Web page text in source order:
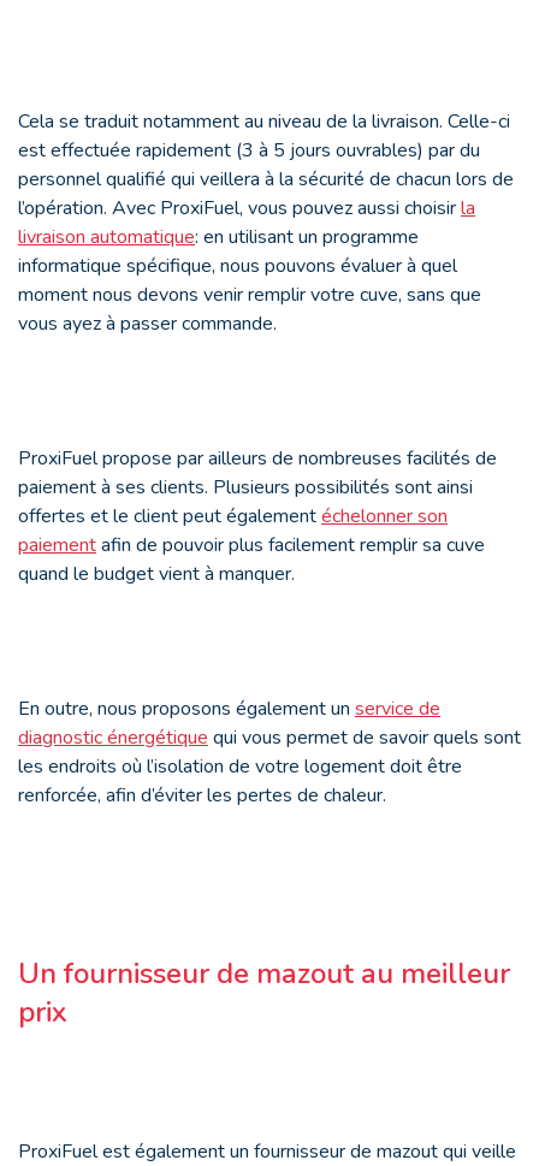
Cela se traduit notamment au niveau de la livraison. Celle-ci
est effectuée rapidement (3 à 5 jours ouvrables) par du
personnel qualifié qui veillera à la sécurité de chacun lors de
l’opération. Avec ProxiFuel, vous pouvez aussi choisirla
livraison automatique: en utilisant un programme
informatique spécifique, nous pouvons évaluer à quel
moment nous devons venir remplir votre cuve, sans que
vous ayez à passer commande.
ProxiFuel propose par ailleurs de nombreuses facilités de
paiement à ses clients. Plusieurs possibilités sont ainsi
offertes et le client peut égalementéchelonner son
paiementafin de pouvoir plus facilement remplir sa cuve
quand le budget vient à manquer.
En outre, nous proposons également un service de
diagnostic énergétique qui vous permet de savoir quels sont
les endroits où l’isolation de votre logement doit être
renforcée, afin d’éviter les pertes de chaleur.
Un fournisseur de mazout au meilleur
prix
ProxiFuel est également un fournisseur de mazout qui veille